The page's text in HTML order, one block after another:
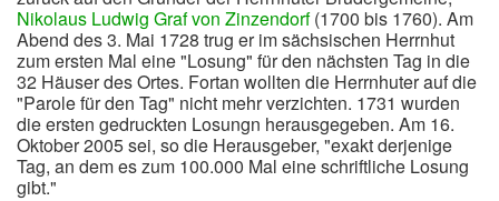
Nikolaus Ludwig Graf von Zinzendorf(1700 bis 1760). Am
Abend des 3. Mai 1728 trug er im sächsischen Herrnhut
zum ersten Mal eine "Losung" für den nächsten Tag in die
32 Häuser des Ortes. Fortan wollten die Herrnhuter auf die
"Parole für den Tag" nicht mehr verzichten. 1731 wurden
die ersten gedruckten Losungn herausgegeben. Am 16.
Oktober 2005 sei, so die Herausgeber, "exakt derjenige
Tag, an dem es zum 100.000 Mal eine schriftliche Losung
gibt."